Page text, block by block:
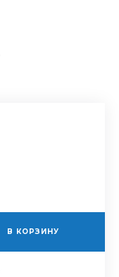
В КОРЗИНУ